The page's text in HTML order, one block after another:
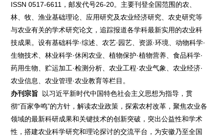
ISSN 0517-6611，邮发代号26-20。主要刊登全国范围的农、
林、牧、渔业基础理论、应用研究及农业经济研究、农史研究等
与农业有关的学术研究论文，追踪报道各学科最新实用的农业科
技成果。设有基础科学·综述、农艺·园艺、资源·环境、动物科学·
生物技术、林业科学·休闲农业、植物保护·植物营养、食品科学·
药用生物、贮运加工·检测分析、农业工程·农业气象、农业经济·
农业信息、农业管理·农业教育等栏目。
办刊宗旨 以习近平新时代中国特色社会主义思想为指导，贯
彻“百家争鸣”的方针，解读农业政策，探索农村改革，聚焦农业各
领域的最新科研成果和关键技术的创新突破，突出公益性和学术
性，搭建农业科学研究和理论探讨的交流平台，为安徽乃至全国